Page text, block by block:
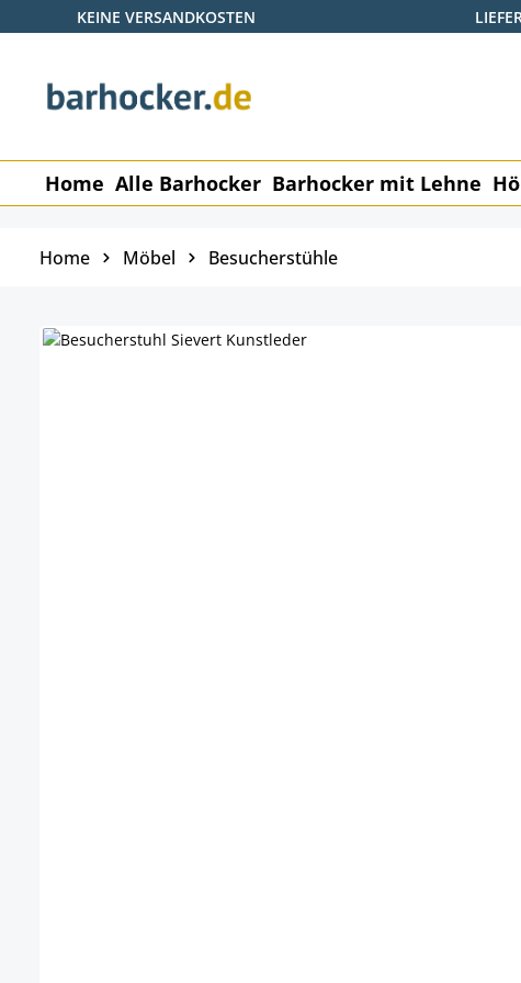
Hauptinhalt springen
Zur Suche springen
Zur Hauptnavigation springen
KEINE VERSANDKOSTEN
Home Alle Barhocker Barhocker mit Lehne
Home Möbel Besucherstühle